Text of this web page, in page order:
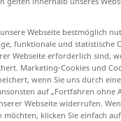
Webseite bestmöglich
funktionale und statistische
Webseite erforderlich sind,
Marketing-Cookies und
wenn Sie uns durch
auf „Fortfahren
Webseite widerrufen.
klicken Sie einfach